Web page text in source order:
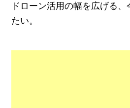
ドローン活用の幅を広げる
たい。